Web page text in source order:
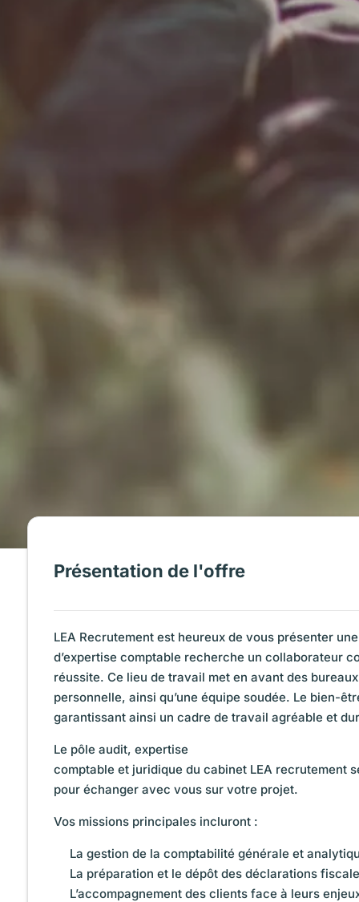
Présentation de l'offre
LEA Recrutement est heureux de vous présenter
d’expertise comptable recherche un collaborateur
réussite. Ce lieu de travail met en avant des
personnelle, ainsi qu’une équipe soudée. Le bien-
garantissant ainsi un cadre de travail agréable et
Le pôle audit, expertise
comptable et juridique du cabinet LEA recrutement
pour échanger avec vous sur votre projet.
Vos missions principales incluront :
La gestion de la comptabilité générale et
La préparation et le dépôt des déclarations
L’accompagnement des clients face à leurs